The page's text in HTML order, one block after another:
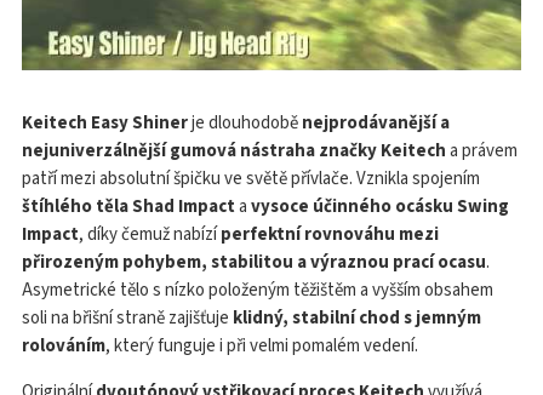
Keitech Easy Shinerje dlouhodoběnejprodávanější a
nejuniverzálnější gumová nástraha značky Keitecha právem
patří mezi absolutní špičku ve světě přívlače. Vznikla spojením
štíhlého těla Shad Impactavysoce účinného ocásku Swing
Impact, díky čemuž nabízíperfektní rovnováhu mezi
přirozeným pohybem, stabilitou a výraznou prací ocasu.
Asymetrické tělo s nízko položeným těžištěm a vyšším obsahem
soli na břišní straně zajišťuje klidný, stabilní chod s jemným
rolováním, který funguje i při velmi pomalém vedení.